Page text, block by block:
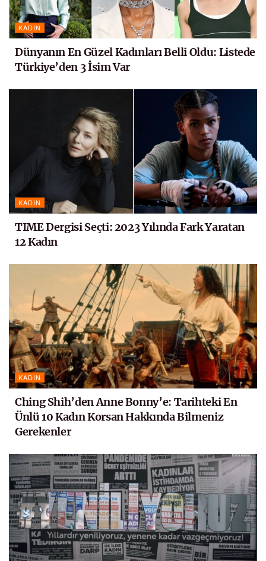
KADIN
Dünyanın En Güzel Kadınları Belli Oldu: Listede
Türkiye’den 3 İsim Var
KADIN
TIME Dergisi Seçti: 2023 Yılında Fark Yaratan
12 Kadın
KADIN
Ching Shih’den Anne Bonny’e: Tarihteki En
Ünlü 10 Kadın Korsan Hakkında Bilmeniz
Gerekenler